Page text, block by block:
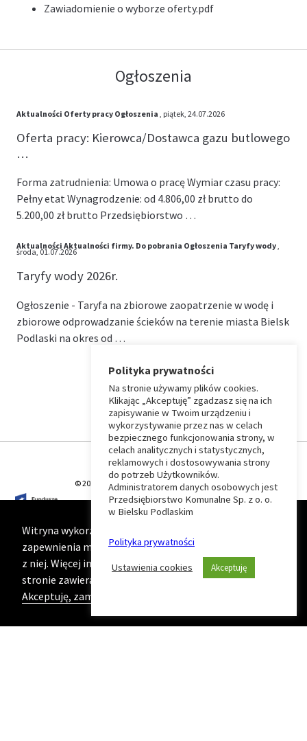
Zawiadomienie o wyborze oferty.pdf
Ogłoszenia
Aktualności Oferty pracy Ogłoszenia , piątek, 24.07.2026
Oferta pracy: Kierowca/Dostawca gazu butlowego
…
Forma zatrudnienia: Umowa o pracę Wymiar czasu pracy:
Pełny etat Wynagrodzenie: od 4.806,00 zł brutto do
5.200,00 zł brutto Przedsiębiorstwo …
Aktualności Aktualności firmy. Do pobrania Ogłoszenia Taryfy wody,
środa, 01.07.2026
Taryfy wody 2026r.
Ogłoszenie - Taryfa na zbiorowe zaopatrzenie w wodę i
zbiorowe odprowadzanie ścieków na terenie miasta Bielsk
Podlaski na okres od …
⏶
Wróć
do
początku
strony
© 2026 T-Matic Grupa Computer Plus Sp. z o.o.
Witryna wykorzystuje ciasteczka (cookies) w celu
zapewnienia maksymalnej wygody podczas korzystania
z niej. Więcej informacji na ten temat znajduje się na
stronie zawierającej naszą
Politykę prywatności
Akceptuję, zamknij komunikat
Polityka prywatności
Na stronie używamy plików cookies.
Klikając „Akceptuję” zgadzasz się na ich
zapisywanie w Twoim urządzeniu i
wykorzystywanie przez nas w celach
bezpiecznego funkcjonowania strony, w
celach analitycznych i statystycznych,
reklamowych i dostosowywania strony
do potrzeb Użytkowników.
Administratorem danych osobowych jest
Przedsiębiorstwo Komunalne Sp. z o. o.
w Bielsku Podlaskim
Polityka prywatności
Ustawienia cookies Akceptuję